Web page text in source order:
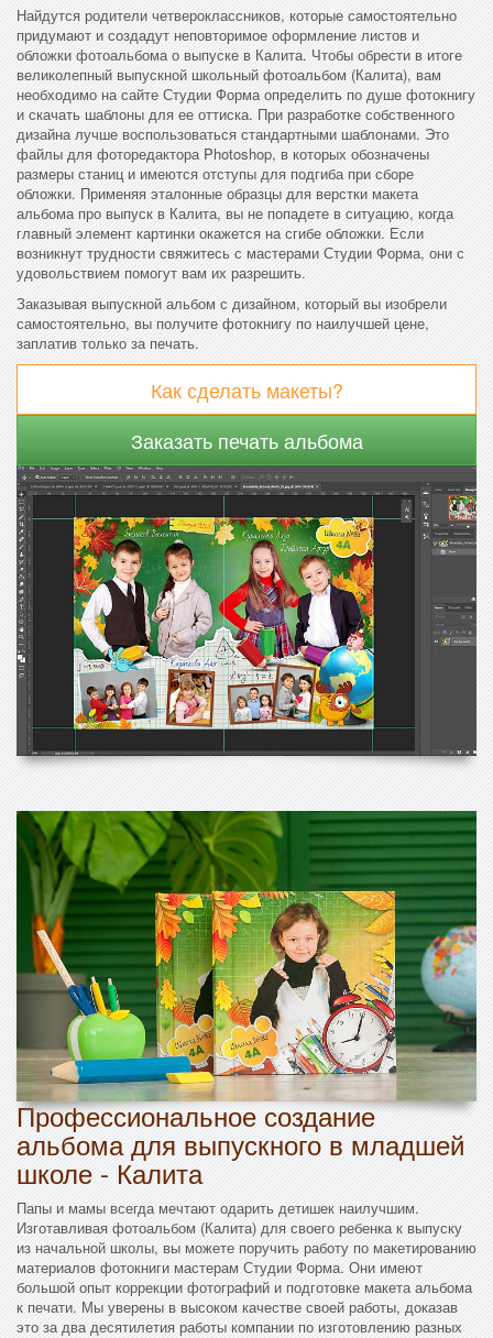
Найдутся родители четвероклассников, которые самостоятельно
придумают и создадут неповторимое оформление листов и
обложки фотоальбома о выпуске в Калита. Чтобы обрести в итоге
великолепный выпускной школьный фотоальбом (Калита), вам
необходимо на сайте Студии Форма определить по душе фотокнигу
и скачать шаблоны для ее оттиска. При разработке собственного
дизайна лучше воспользоваться стандартными шаблонами. Это
файлы для фоторедактора Photoshop, в которых обозначены
размеры станиц и имеются отступы для подгиба при сборе
обложки. Применяя эталонные образцы для верстки макета
альбома про выпуск в Калита, вы не попадете в ситуацию, когда
главный элемент картинки окажется на сгибе обложки. Если
возникнут трудности свяжитесь с мастерами Студии Форма, они с
удовольствием помогут вам их разрешить.
Заказывая выпускной альбом с дизайном, который вы изобрели
самостоятельно, вы получите фотокнигу по наилучшей цене,
заплатив только за печать.
Как сделать макеты?
Заказать печать альбома
Профессиональное создание
альбома для выпускного в младшей
школе - Калита
Папы и мамы всегда мечтают одарить детишек наилучшим.
Изготавливая фотоальбом (Калита) для своего ребенка к выпуску
из начальной школы, вы можете поручить работу по макетированию
материалов фотокниги мастерам Студии Форма. Они имеют
большой опыт коррекции фотографий и подготовке макета альбома
к печати. Мы уверены в высоком качестве своей работы, доказав
это за два десятилетия работы компании по изготовлению разных